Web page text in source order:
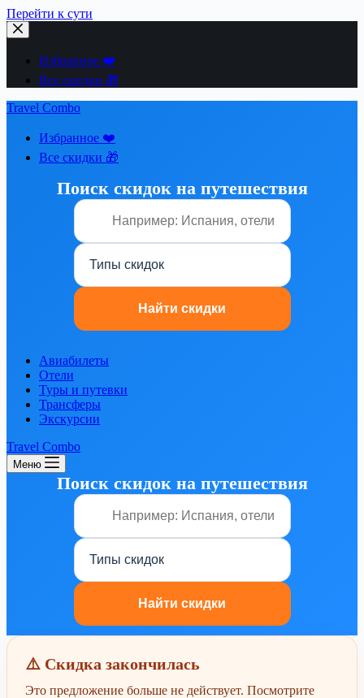
Перейти к сути
Избранное ❤️
Все скидки 🎁
Travel Combo
Избранное ❤️
Все скидки 🎁
Поиск скидок на путешествия
Авиабилеты
Отели
Туры и путевки
Трансферы
Экскурсии
Travel Combo
Меню
Поиск скидок на путешествия
⚠️ Скидка закончилась
Это предложение больше не действует. Посмотрите